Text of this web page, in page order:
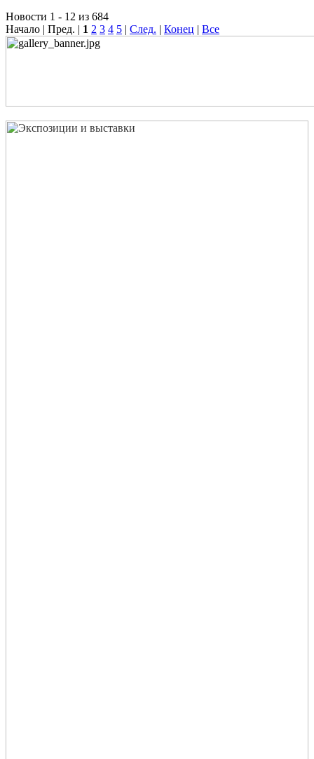
Новости 1 - 12 из 684
Начало | Пред. | 1 2 3 4 5 | След. | Конец | Все